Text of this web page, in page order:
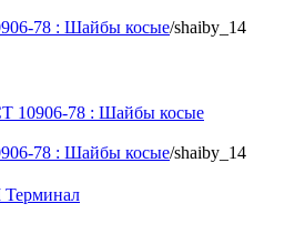
78 : Шайбы косые/shaiby_14
10906-78 : Шайбы косые
78 : Шайбы косые/shaiby_14